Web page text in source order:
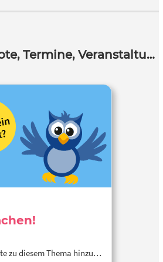
Bildungsangebote, Termine, Veranstaltungen
zu diesem Thema hinzu…